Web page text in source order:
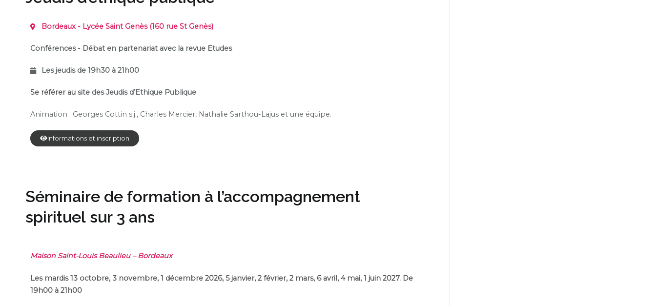
Bordeaux - Lycée Saint Genès (160 rue St Genès)
Conférences - Débat en partenariat avec la revue Etudes
Les jeudis de 19h30 à 21h00
Se référer au site des Jeudis d’Ethique Publique
Animation : Georges Cottin s.j., Charles Mercier, Nathalie Sarthou-Lajus et une équipe.
Informations et inscription
Séminaire de formation à l’accompagnement
spirituel sur 3 ans
Maison Saint-Louis Beaulieu –Bordeaux
Les mardis 13 octobre, 3 novembre, 1 décembre 2026, 5 janvier, 2 février, 2 mars, 6 avril, 4 mai, 1 juin 2027. De
19h00 à 21h00